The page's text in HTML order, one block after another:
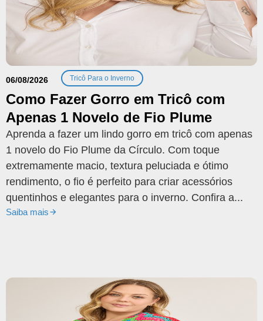
06/08/2026 Tricô Para o Inverno
Como Fazer Gorro em Tricô com
Apenas 1 Novelo de Fio Plume
Aprenda a fazer um lindo gorro em tricô com apenas
1 novelo do Fio Plume da Círculo. Com toque
extremamente macio, textura peluciada e ótimo
rendimento, o fio é perfeito para criar acessórios
quentinhos e elegantes para o inverno. Confira a...
Saiba mais